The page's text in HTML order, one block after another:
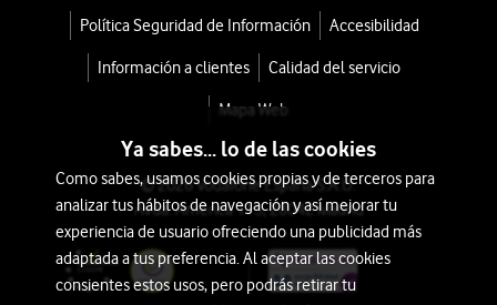
Política Seguridad de Información Accesibilidad
Información a clientes Calidad del servicio
Mapa Web
© 2026 Vodafone España S.A.U.
Avda. América 115, 28042 Madrid
Ya sabes... lo de las cookies
Como sabes, usamos cookies propias y de terceros para
analizar tus hábitos de navegación y así mejorar tu
experiencia de usuario ofreciendo una publicidad más
adaptada a tus preferencia. Al aceptar las cookies
consientes estos usos, pero podrás retirar tu